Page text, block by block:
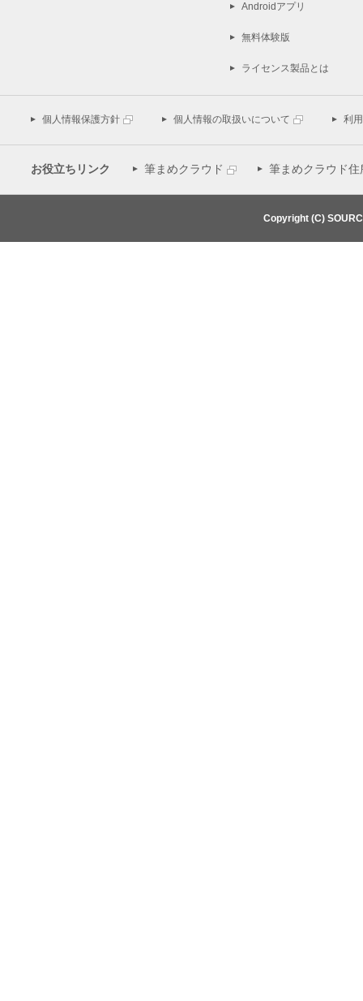
Androidアプリ
無料体験版
ライセンス製品とは
個人情報保護方針 個人情報の取扱いについて 利
お役立ちリンク 筆まめクラウド 筆まめクラウド住
Copyright (C)